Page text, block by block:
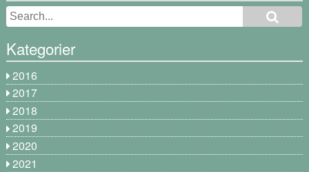
Kategorier
2016
2017
2018
2019
2020
2021